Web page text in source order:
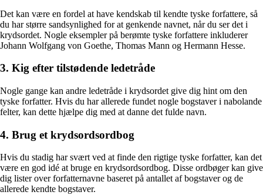
Det kan være en fordel at have kendskab til kendte tyske forfattere, så
du har større sandsynlighed for at genkende navnet, når du ser det i
krydsordet. Nogle eksempler på berømte tyske forfattere inkluderer
Johann Wolfgang von Goethe, Thomas Mann og Hermann Hesse.
3. Kig efter tilstødende ledetråde
Nogle gange kan andre ledetråde i krydsordet give dig hint om den
tyske forfatter. Hvis du har allerede fundet nogle bogstaver i nabolande
felter, kan dette hjælpe dig med at danne det fulde navn.
4. Brug et krydsordsordbog
Hvis du stadig har svært ved at finde den rigtige tyske forfatter, kan det
være en god idé at bruge en krydsordsordbog. Disse ordbøger kan give
dig lister over forfatternavne baseret på antallet af bogstaver og de
allerede kendte bogstaver.